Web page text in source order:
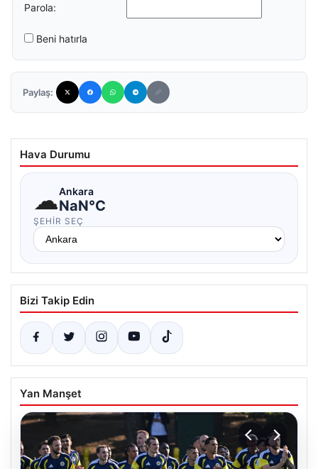
Parola:
Beni hatırla
Paylaş:
Hava Durumu
☁Ankara
NaN°C
ŞEHIR SEÇ
Bizi Takip Edin
Yan Manşet